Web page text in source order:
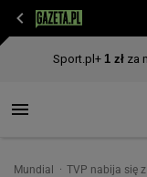
Mundial TVP nabija się z